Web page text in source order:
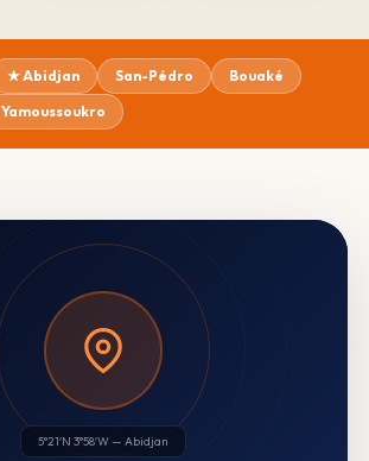
★ Abidjan San-Pédro
Bouaké
Yamoussoukro
5°21′N 3°58′W — Abidjan